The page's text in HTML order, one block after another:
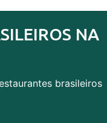
NA
brasileiros